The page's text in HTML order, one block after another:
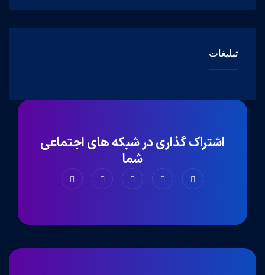
تبلیغات
اشتراک گذاری در شبکه های اجتماعی
شما